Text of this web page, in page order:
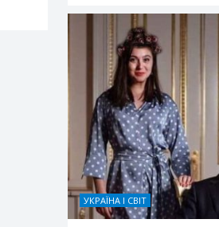
УКРАЇНА І СВІТ